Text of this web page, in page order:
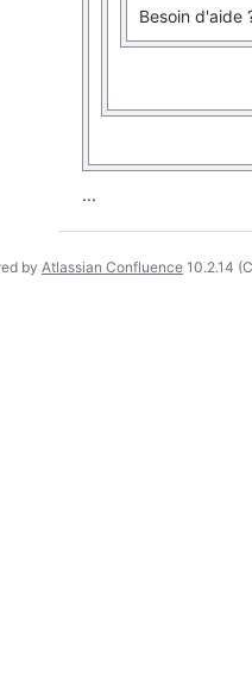
Besoin d'aide
...
by Atlassian Confluence 10.2.14